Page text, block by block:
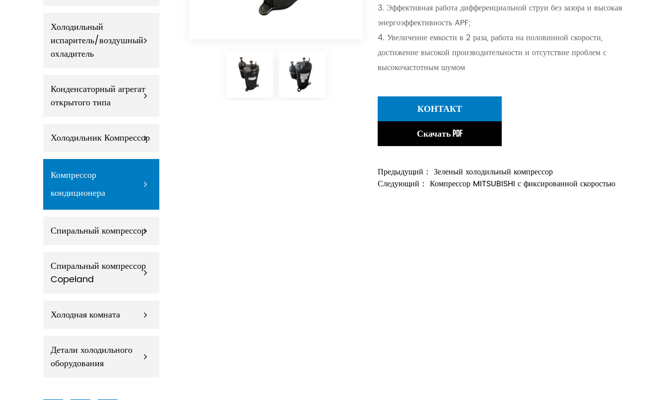
Холодильный
испаритель/воздушный
охладитель
Конденсаторный агрегат
открытого типа
Холодильник Компрессор
Компрессор
кондиционера
Спиральный компрессор
Спиральный компрессор
Copeland
Холодная комната
Детали холодильного
оборудования
3. Эффективная работа дифференциальной струи без зазора и высокая
энергоэффективность APF;
4. Увеличение емкости в 2 раза, работа на половинной скорости,
достижение высокой производительности и отсутствие проблем с
высокочастотным шумом
КОНТАКТ
Скачать PDF
Предыдущий：Зеленый холодильный компрессор
Следующий：Компрессор MITSUBISHI с фиксированной скоростью